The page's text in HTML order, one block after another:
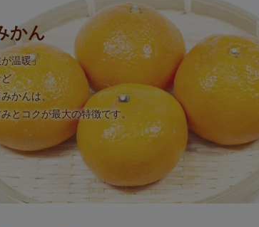
かん
温暖」
かんは、
とコクが最大の特徴です。